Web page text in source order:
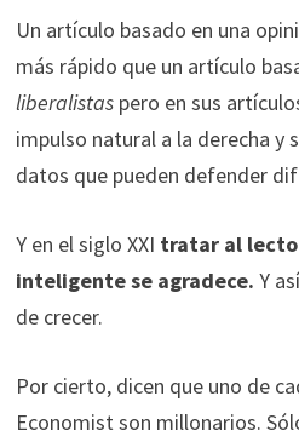
Un artículo basado en una
más rápido que un artículo
liberalistaspero en sus
impulso natural a la derecha y
datos que pueden defender
Y en el siglo XXI tratar al
inteligente se agradece. Y
de crecer.
Por cierto, dicen que uno de
Economist son millonarios.